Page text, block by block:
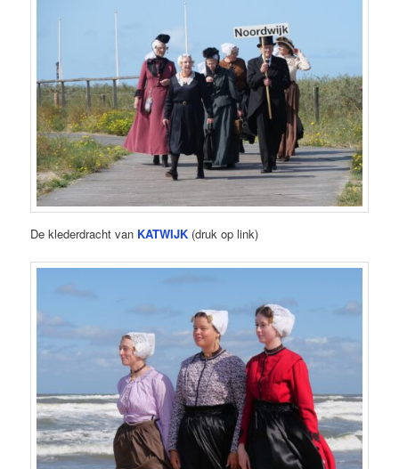
De klederdracht van KATWIJK (druk op link)